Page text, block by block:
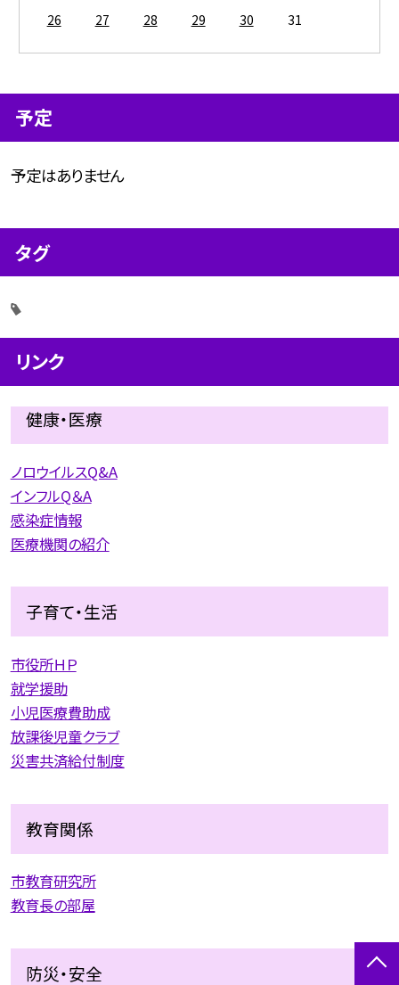
26
27 28 29 30 31
予定
予定はありません
タグ
リンク
健康・医療
ノロウイルスQ&A
インフルQ＆A
感染症情報
医療機関の紹介
子育て・生活
市役所ＨＰ
就学援助
小児医療費助成
放課後児童クラブ
災害共済給付制度
教育関係
市教育研究所
教育長の部屋
防災・安全